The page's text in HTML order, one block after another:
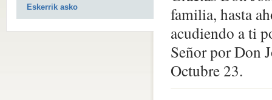
Eskerrik asko
familia, hasta
acudiendo a ti
Señor por Don
Octubre 23.